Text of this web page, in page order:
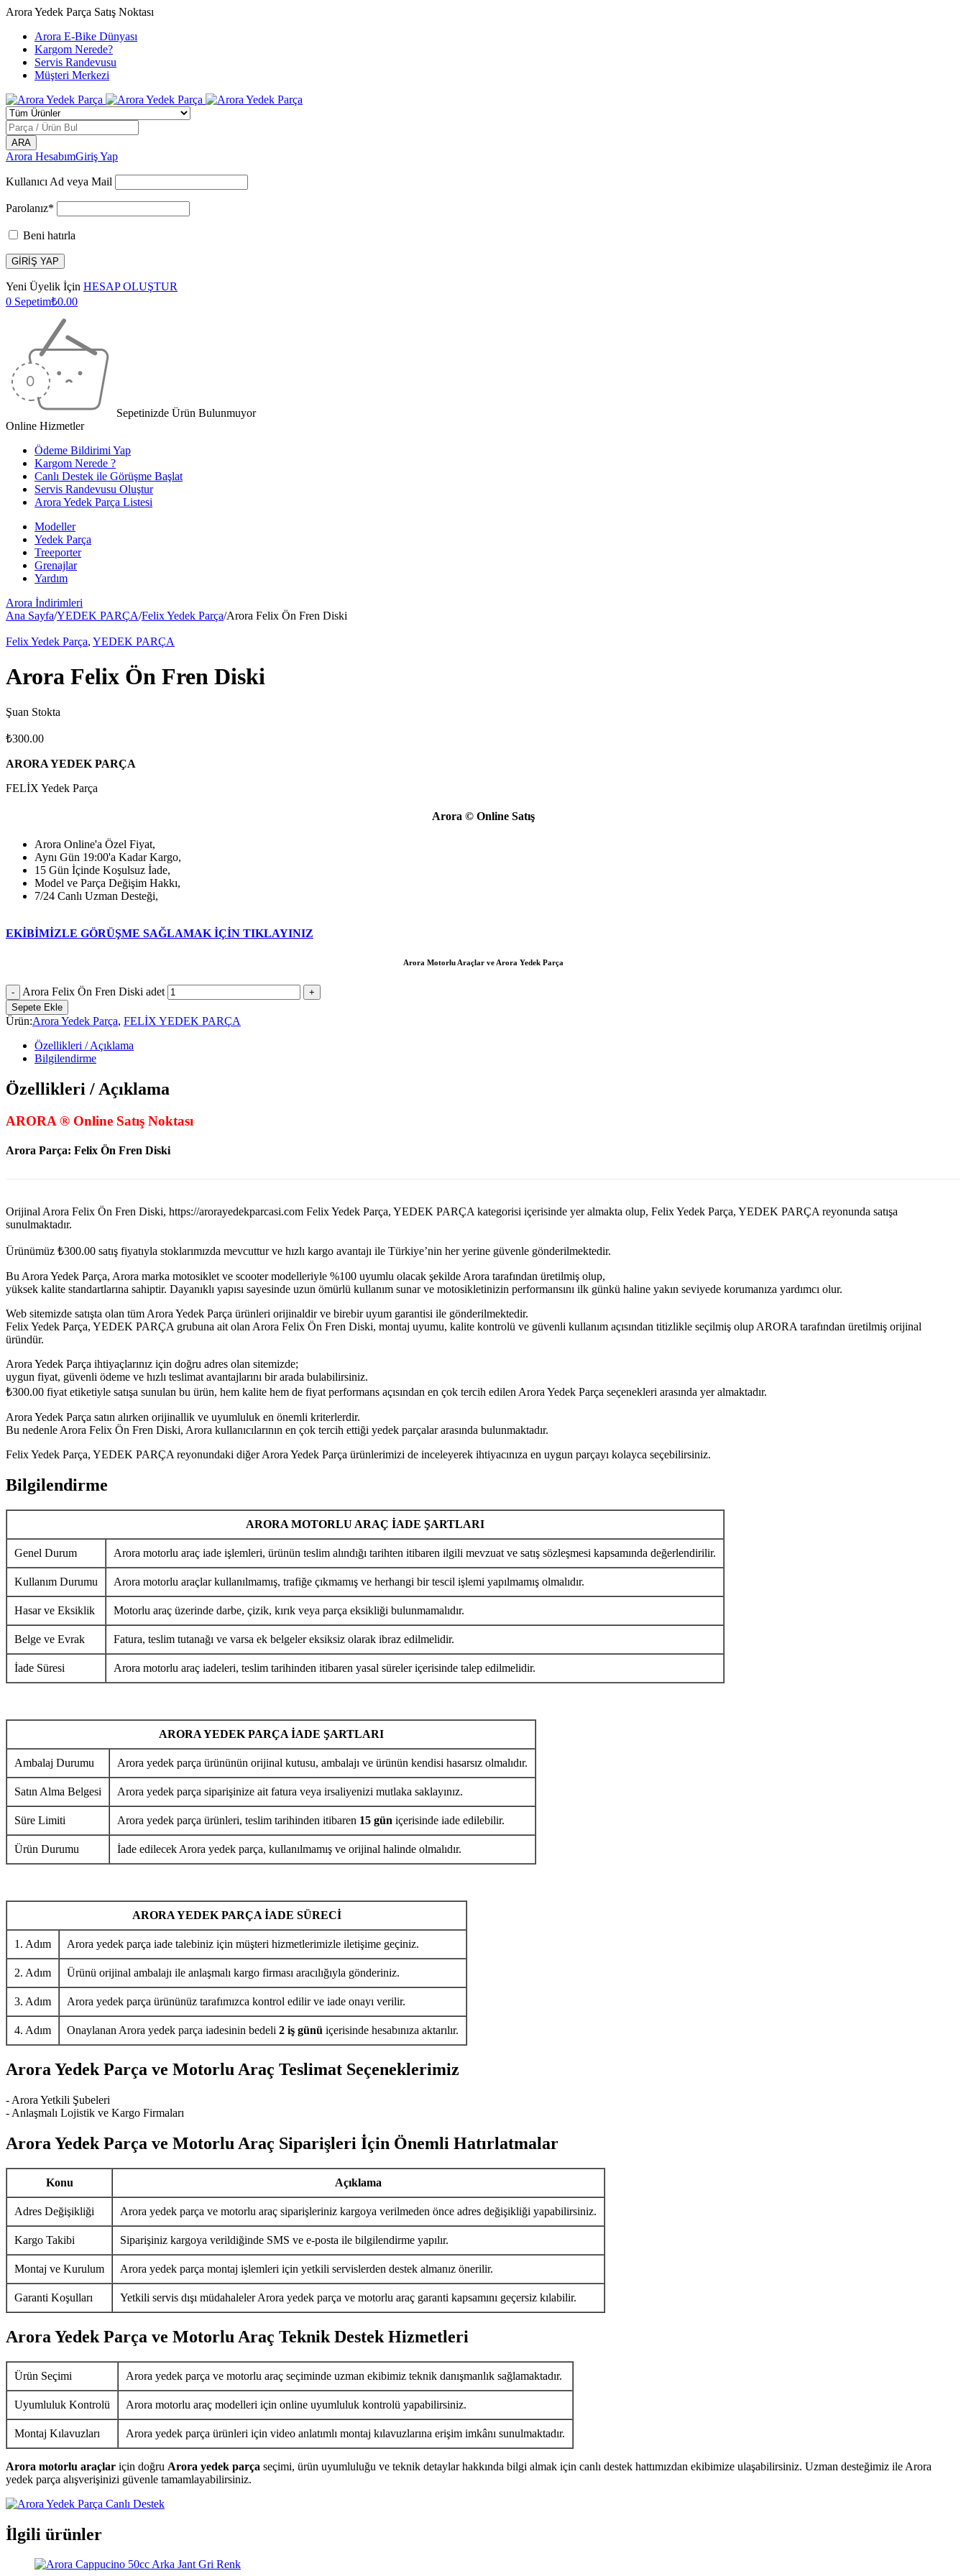
Arora Yedek Parça Satış Noktası
Arora E-Bike Dünyası
Kargom Nerede?
Servis Randevusu
Müşteri Merkezi
Arora HesabımGiriş Yap
Kullanıcı Ad veya Mail
Parolanız*
Beni hatırla
Yeni Üyelik İçin HESAP OLUŞTUR
0 Sepetim₺0.00
Sepetinizde Ürün Bulunmuyor
Online Hizmetler
Ödeme Bildirimi Yap
Kargom Nerede ?
Canlı Destek ile Görüşme Başlat
Servis Randevusu Oluştur
Arora Yedek Parça Listesi
Modeller
Yedek Parça
Treeporter
Grenajlar
Yardım
Arora İndirimleri
Ana Sayfa/YEDEK PARÇA/Felix Yedek Parça/Arora Felix Ön Fren Diski
Felix Yedek Parça, YEDEK PARÇA
Arora Felix Ön Fren Diski
Şuan Stokta
₺300.00
ARORA YEDEK PARÇA
FELİX Yedek Parça
Arora © Online Satış
Arora Online'a Özel Fiyat,
Aynı Gün 19:00'a Kadar Kargo,
15 Gün İçinde Koşulsuz İade,
Model ve Parça Değişim Hakkı,
7/24 Canlı Uzman Desteği,
EKİBİMİZLE GÖRÜŞME SAĞLAMAK İÇİN TIKLAYINIZ
Arora Motorlu Araçlar ve Arora Yedek Parça
Arora Felix Ön Fren Diski adet
Sepete Ekle
Ürün:Arora Yedek Parça, FELİX YEDEK PARÇA
Özellikleri / Açıklama
Bilgilendirme
Özellikleri / Açıklama
ARORA ® Online Satış Noktası
Arora Parça: Felix Ön Fren Diski
Orijinal Arora Felix Ön Fren Diski, https://arorayedekparcasi.com Felix Yedek Parça, YEDEK PARÇA kategorisi içerisinde yer almakta olup, Felix Yedek Parça, YEDEK PARÇA reyonunda satışa
sunulmaktadır.
Ürünümüz ₺300.00 satış fiyatıyla stoklarımızda mevcuttur ve hızlı kargo avantajı ile Türkiye’nin her yerine güvenle gönderilmektedir.
Bu Arora Yedek Parça, Arora marka motosiklet ve scooter modelleriyle %100 uyumlu olacak şekilde Arora tarafından üretilmiş olup,
yüksek kalite standartlarına sahiptir. Dayanıklı yapısı sayesinde uzun ömürlü kullanım sunar ve motosikletinizin performansını ilk günkü haline yakın seviyede korumanıza yardımcı olur.
Web sitemizde satışta olan tüm Arora Yedek Parça ürünleri orijinaldir ve birebir uyum garantisi ile gönderilmektedir.
Felix Yedek Parça, YEDEK PARÇA grubuna ait olan Arora Felix Ön Fren Diski, montaj uyumu, kalite kontrolü ve güvenli kullanım açısından titizlikle seçilmiş olup ARORA tarafından üretilmiş orijinal
üründür.
Arora Yedek Parça ihtiyaçlarınız için doğru adres olan sitemizde;
uygun fiyat, güvenli ödeme ve hızlı teslimat avantajlarını bir arada bulabilirsiniz.
₺300.00 fiyat etiketiyle satışa sunulan bu ürün, hem kalite hem de fiyat performans açısından en çok tercih edilen Arora Yedek Parça seçenekleri arasında yer almaktadır.
Arora Yedek Parça satın alırken orijinallik ve uyumluluk en önemli kriterlerdir.
Bu nedenle Arora Felix Ön Fren Diski, Arora kullanıcılarının en çok tercih ettiği yedek parçalar arasında bulunmaktadır.
Felix Yedek Parça, YEDEK PARÇA reyonundaki diğer Arora Yedek Parça ürünlerimizi de inceleyerek ihtiyacınıza en uygun parçayı kolayca seçebilirsiniz.
Bilgilendirme
ARORA MOTORLU ARAÇ İADE ŞARTLARI
Genel Durum Arora motorlu araç iade işlemleri, ürünün teslim alındığı tarihten itibaren ilgili mevzuat ve satış sözleşmesi kapsamında değerlendirilir.
Kullanım Durumu Arora motorlu araçlar kullanılmamış, trafiğe çıkmamış ve herhangi bir tescil işlemi yapılmamış olmalıdır.
Hasar ve Eksiklik Motorlu araç üzerinde darbe, çizik, kırık veya parça eksikliği bulunmamalıdır.
Belge ve Evrak Fatura, teslim tutanağı ve varsa ek belgeler eksiksiz olarak ibraz edilmelidir.
İade Süresi Arora motorlu araç iadeleri, teslim tarihinden itibaren yasal süreler içerisinde talep edilmelidir.
ARORA YEDEK PARÇA İADE ŞARTLARI
Ambalaj Durumu Arora yedek parça ürününün orijinal kutusu, ambalajı ve ürünün kendisi hasarsız olmalıdır.
Satın Alma Belgesi Arora yedek parça siparişinize ait fatura veya irsaliyenizi mutlaka saklayınız.
Süre Limiti Arora yedek parça ürünleri, teslim tarihinden itibaren 15 gün içerisinde iade edilebilir.
Ürün Durumu İade edilecek Arora yedek parça, kullanılmamış ve orijinal halinde olmalıdır.
ARORA YEDEK PARÇA İADE SÜRECİ
1. Adım Arora yedek parça iade talebiniz için müşteri hizmetlerimizle iletişime geçiniz.
2. Adım Ürünü orijinal ambalajı ile anlaşmalı kargo firması aracılığıyla gönderiniz.
3. Adım Arora yedek parça ürününüz tarafımızca kontrol edilir ve iade onayı verilir.
4. Adım Onaylanan Arora yedek parça iadesinin bedeli 2 iş günü içerisinde hesabınıza aktarılır.
Arora Yedek Parça ve Motorlu Araç Teslimat Seçeneklerimiz
- Arora Yetkili Şubeleri
- Anlaşmalı Lojistik ve Kargo Firmaları
Arora Yedek Parça ve Motorlu Araç Siparişleri İçin Önemli Hatırlatmalar
Konu Açıklama
Adres Değişikliği Arora yedek parça ve motorlu araç siparişleriniz kargoya verilmeden önce adres değişikliği yapabilirsiniz.
Kargo Takibi Siparişiniz kargoya verildiğinde SMS ve e-posta ile bilgilendirme yapılır.
Montaj ve Kurulum Arora yedek parça montaj işlemleri için yetkili servislerden destek almanız önerilir.
Garanti Koşulları Yetkili servis dışı müdahaleler Arora yedek parça ve motorlu araç garanti kapsamını geçersiz kılabilir.
Arora Yedek Parça ve Motorlu Araç Teknik Destek Hizmetleri
Ürün Seçimi Arora yedek parça ve motorlu araç seçiminde uzman ekibimiz teknik danışmanlık sağlamaktadır.
Uyumluluk Kontrolü Arora motorlu araç modelleri için online uyumluluk kontrolü yapabilirsiniz.
Montaj Kılavuzları Arora yedek parça ürünleri için video anlatımlı montaj kılavuzlarına erişim imkânı sunulmaktadır.
Arora motorlu araçlar için doğru Arora yedek parça seçimi, ürün uyumluluğu ve teknik detaylar hakkında bilgi almak için canlı destek hattımızdan ekibimize ulaşabilirsiniz. Uzman desteğimiz ile Arora
yedek parça alışverişinizi güvenle tamamlayabilirsiniz.
İlgili ürünler